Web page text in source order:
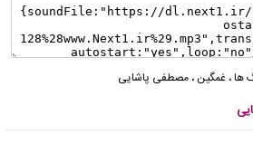
ها،غمگین ،مصطفی پاشایی